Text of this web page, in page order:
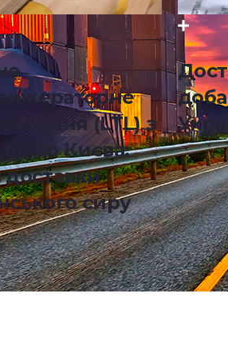
(LTL) з
до Києва:
доставки
сиру